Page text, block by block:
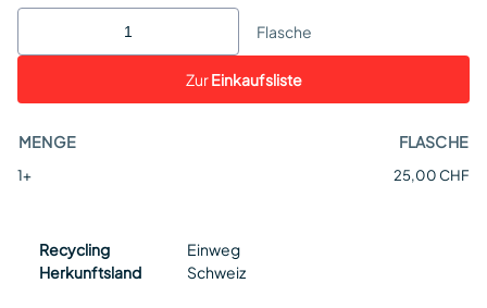
Flasche
ZurEinkaufsliste
MENGE FLASCHE
1+ 25,00 CHF
Recycling
Einweg
Herkunftsland
Schweiz